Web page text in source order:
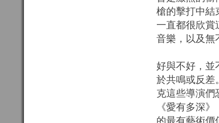
槍的擊打中結
一直都很欣賞
音樂，以及無
好與不好，
於共鳴或反差
克這些導演們
《愛有多深
的最有藝術價